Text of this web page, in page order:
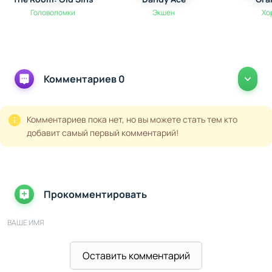
управлять потоками воды, чтобы активировать
Головоломки Экшен
Комментариев 0
Комментариев пока нет, но вы можете стать тем кто
добавит самый первый комментарий!
Прокомментировать
ВАШЕ ИМЯ
Оставить комментарий